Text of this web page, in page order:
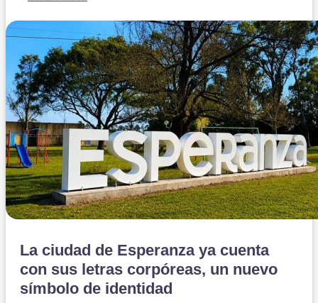
La ciudad de Esperanza ya cuenta
con sus letras corpóreas, un nuevo
símbolo de identidad